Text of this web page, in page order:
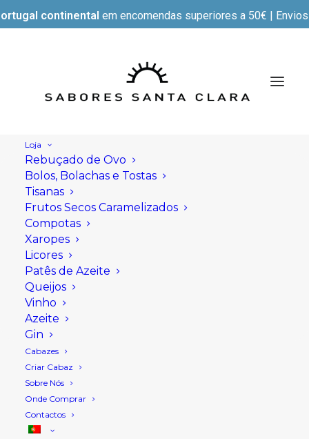
continental em encomendas superiores a 50€ |
Loja
Rebuçado de Ovo
Bolos, Bolachas e Tostas
Tisanas
Frutos Secos Caramelizados
Compotas
Xaropes
Licores
Patês de Azeite
Queijos
Vinho
Azeite
Gin
Cabazes
Criar Cabaz
Sobre Nós
Onde Comprar
Contactos